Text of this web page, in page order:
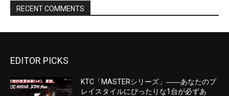
EDITOR PICKS
KTC「MASTERシリーズ」――あなたのプ
レイスタイルにぴったりな1台が必ずあ